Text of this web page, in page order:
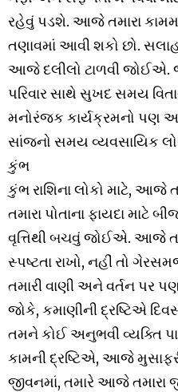
રહેવું પડશે. આજે તમારા
તણાવમાં આવી શકો છો.
આજે દલીલો ટાળવી જોઈએ.
પરિવાર સાથે સુખદ સમય
મનોરંજક કાર્યક્રમનો પણ
સાંજનો સમય વ્યવસાયિક
કુંભ
કુંભ રાશિના લોકો માટે,
તમારા પોતાના ફાયદા માટે
વૃત્તિથી બચવું જોઈએ. આજે
સ્પષ્ટતા રાખો, નહીં તો
તમારી વાણી અને વર્તન પર
જોકે, કમાણીની દ્રષ્ટિએ
તમને કોઈ અનુભવી વ્યક્તિ
કામની દ્રષ્ટિએ, આજે
જીવનમાં, તમારે આજે